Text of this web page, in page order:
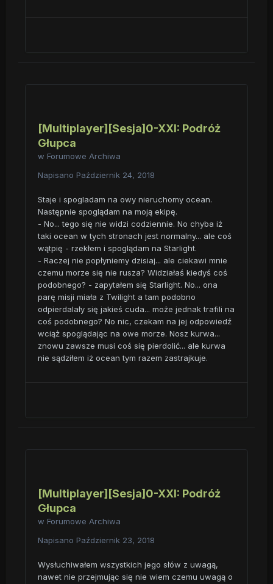
[Multiplayer][Sesja]0-XXI: Podróż
Głupca
w Forumowe Archiwa
Napisano Październik 24, 2018
Staje i spogladam na owy nieruchomy ocean.
Następnie spoglądam na moją ekipę.
- No... tego się nie widzi codziennie. No chyba iż
taki ocean w tych stronach jest normalny... ale coś
wątpię - rzekłem i spoglądam na Starlight.
- Raczej nie popłyniemy dzisiaj... ale ciekawi mnie
czemu morze się nie rusza? Widziałaś kiedyś coś
podobnego? - zapytałem się Starlight. No... ona
parę misji miała z Twilight a tam podobno
odpierdalały się jakieś cuda... może jednak trafili na
coś podobnego? No nic, czekam na jej odpowiedź
wciąż spoglądając na owe morze. Nosz kurwa...
znowu zawsze musi coś się pierdolić... ale kurwa
nie sądziłem iż ocean tym razem zastrajkuje.
[Multiplayer][Sesja]0-XXI: Podróż
Głupca
w Forumowe Archiwa
Napisano Październik 23, 2018
Wysłuchiwałem wszystkich jego słów z uwagą,
nawet nie przejmując się nie wiem czemu uwagą o